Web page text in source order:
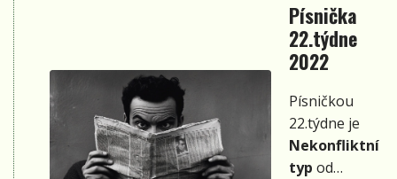
Písnička
22.týdne
2022
Písničkou
22.týdne je
Nekonfliktní
typ od